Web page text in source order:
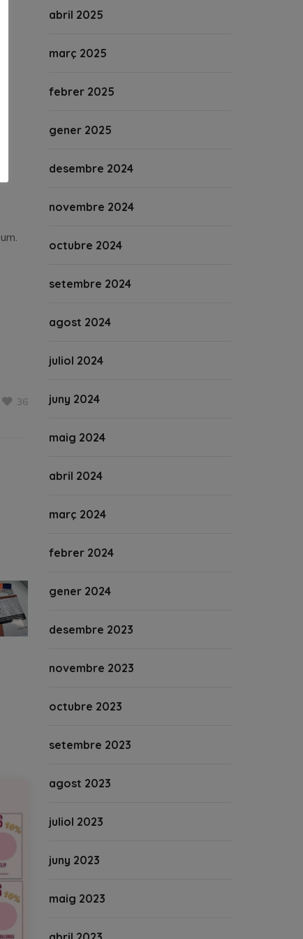
36
abril 2025
març 2025
febrer 2025
gener 2025
desembre 2024
novembre 2024
octubre 2024
setembre 2024
agost 2024
juliol 2024
juny 2024
maig 2024
abril 2024
març 2024
febrer 2024
gener 2024
desembre 2023
novembre 2023
octubre 2023
setembre 2023
agost 2023
juliol 2023
juny 2023
maig 2023